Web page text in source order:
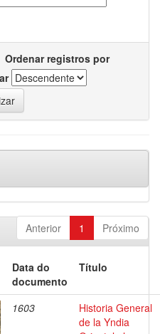
Ordenar registros por
Anterior 1 Próximo
Data do
documento
Título
1603
Historia General
de la Yndia